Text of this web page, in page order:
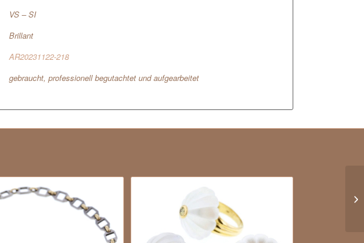
VS – SI
Brillant
AR20231122-218
gebraucht, professionell begutachtet und aufgearbeitet